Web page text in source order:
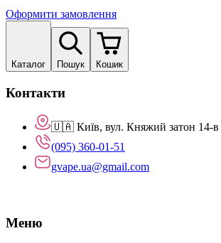
Оформити замовлення
Каталог Пошук Кошик
Контакти
🇺🇦 Київ, вул. Княжий затон 14-в
(095) 360-01-51
gvape.ua@gmail.com
Меню